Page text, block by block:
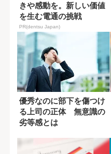
きや感動を。新しい価値
を生む電通の挑戦
PR(dentsu Japan)
優秀なのに部下を傷つけ
る上司の正体 無意識の
劣等感とは